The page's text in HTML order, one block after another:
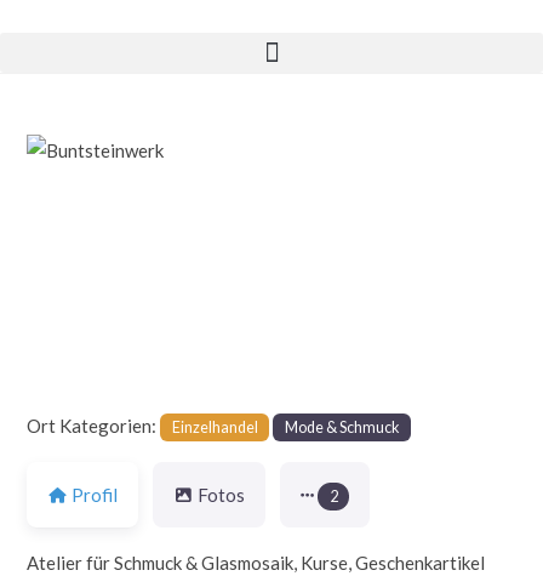
Ort Kategorien: Einzelhandel Mode & Schmuck
Profil Fotos 2
Atelier für Schmuck & Glasmosaik, Kurse, Geschenkartikel